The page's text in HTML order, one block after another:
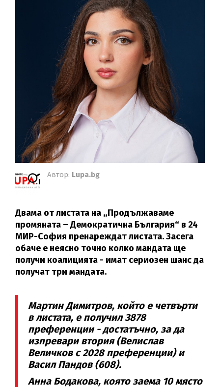
Автор: Lupa.bg
Двама от листата на „Продължаваме
промяната – Демократична България“ в 24
МИР-София пренареждат листата. Засега
обаче е неясно точно колко мандата ще
получи коалицията - имат сериозен шанс да
получат три мандата.
Мартин Димитров, който е четвърти
в листата, е получил 3878
преференции - достатъчно, за да
изпревари втория (Велислав
Величков с 2028 преференции) и
Васил Пандов (608).
Анна Бодакова, която заема 10 място